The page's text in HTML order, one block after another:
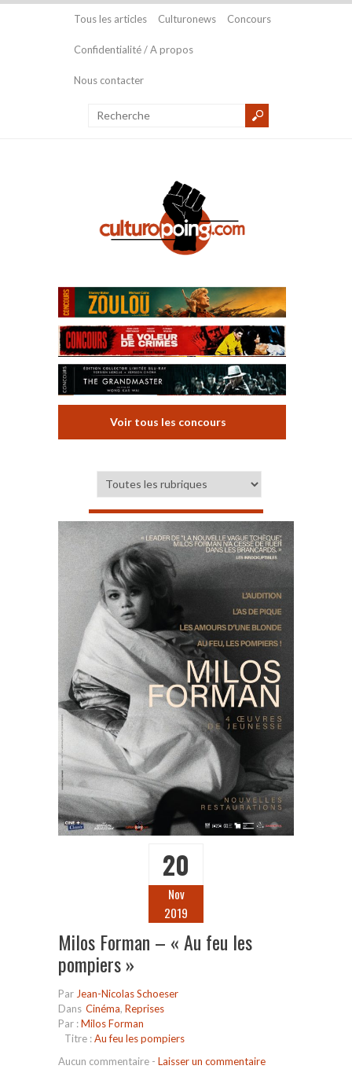
Tous les articles Culturonews Concours
Confidentialité / A propos
Nous contacter
Voir tous les concours
20
Nov
2019
Milos Forman – « Au feu les
pompiers »
Par Jean-Nicolas Schoeser
Dans Cinéma, Reprises
Par :Milos Forman
Titre :Au feu les pompiers
Aucun commentaire - Laisser un commentaire